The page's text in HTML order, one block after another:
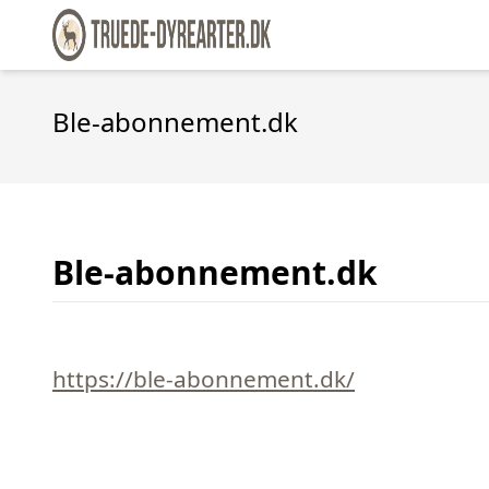
Ble-abonnement.dk
Ble-abonnement.dk
https://ble-abonnement.dk/